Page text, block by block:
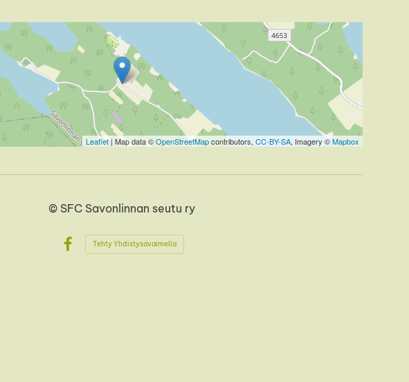
Leaflet| Map data ©OpenStreetMapcontributors, CC-BY-SA, Imagery ©Mapbox
© SFC Savonlinnan seutu ry
Tehty Yhdistysavaimella